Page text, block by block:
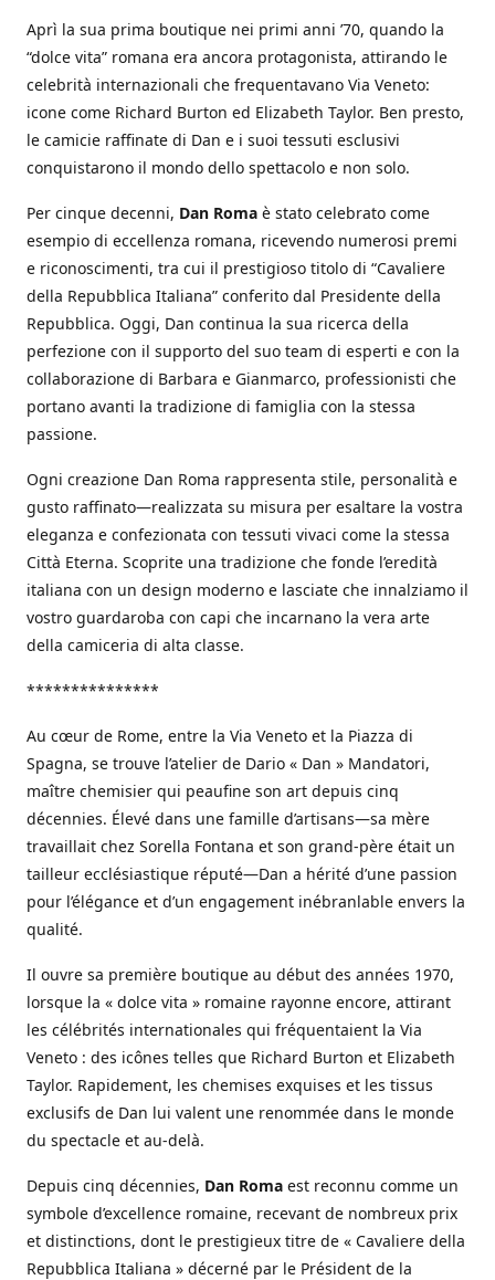
Aprì la sua prima boutique nei primi anni ’70, quando la
“dolce vita” romana era ancora protagonista, attirando le
celebrità internazionali che frequentavano Via Veneto:
icone come Richard Burton ed Elizabeth Taylor. Ben presto,
le camicie raffinate di Dan e i suoi tessuti esclusivi
conquistarono il mondo dello spettacolo e non solo.
Per cinque decenni, Dan Roma è stato celebrato come
esempio di eccellenza romana, ricevendo numerosi premi
e riconoscimenti, tra cui il prestigioso titolo di “Cavaliere
della Repubblica Italiana” conferito dal Presidente della
Repubblica. Oggi, Dan continua la sua ricerca della
perfezione con il supporto del suo team di esperti e con la
collaborazione di Barbara e Gianmarco, professionisti che
portano avanti la tradizione di famiglia con la stessa
passione.
Ogni creazione Dan Roma rappresenta stile, personalità e
gusto raffinato—realizzata su misura per esaltare la vostra
eleganza e confezionata con tessuti vivaci come la stessa
Città Eterna. Scoprite una tradizione che fonde l’eredità
italiana con un design moderno e lasciate che innalziamo il
vostro guardaroba con capi che incarnano la vera arte
della camiceria di alta classe.
***************
Au cœur de Rome, entre la Via Veneto et la Piazza di
Spagna, se trouve l’atelier de Dario « Dan » Mandatori,
maître chemisier qui peaufine son art depuis cinq
décennies. Élevé dans une famille d’artisans—sa mère
travaillait chez Sorella Fontana et son grand-père était un
tailleur ecclésiastique réputé—Dan a hérité d’une passion
pour l’élégance et d’un engagement inébranlable envers la
qualité.
Il ouvre sa première boutique au début des années 1970,
lorsque la « dolce vita » romaine rayonne encore, attirant
les célébrités internationales qui fréquentaient la Via
Veneto : des icônes telles que Richard Burton et Elizabeth
Taylor. Rapidement, les chemises exquises et les tissus
exclusifs de Dan lui valent une renommée dans le monde
du spectacle et au-delà.
Depuis cinq décennies, Dan Roma est reconnu comme un
symbole d’excellence romaine, recevant de nombreux prix
et distinctions, dont le prestigieux titre de « Cavaliere della
Repubblica Italiana » décerné par le Président de la